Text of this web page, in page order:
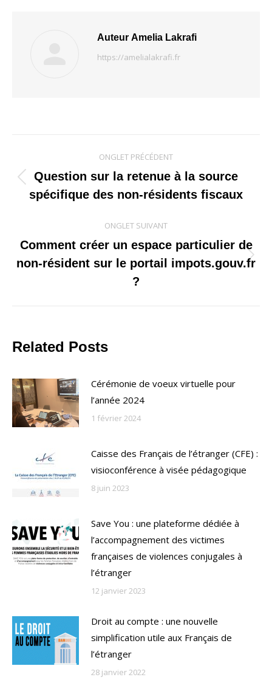
Auteur Amelia Lakrafi
https://amelialakrafi.fr
de
commentaire
ONGLET PRÉCÉDENT
Onglet
précédent
Question sur la retenue à la source
spécifique des non-résidents fiscaux
ONGLET SUIVANT
Onglet
suivant
Comment créer un espace particulier de
non-résident sur le portail impots.gouv.fr
?
Related Posts
Cérémonie de voeux virtuelle pour
l’année 2024
1 février 2024
Caisse des Français de l’étranger (CFE) :
visioconférence à visée pédagogique
8 juin 2023
Save You : une plateforme dédiée à
l’accompagnement des victimes
françaises de violences conjugales à
l’étranger
12 janvier 2023
Droit au compte : une nouvelle
simplification utile aux Français de
l’étranger
28 janvier 2022